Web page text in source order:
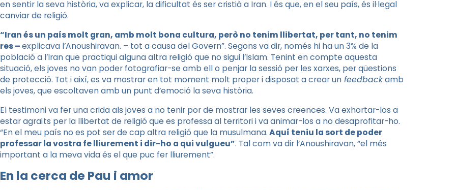
en sentir la seva història, va explicar, la dificultat és ser cristià a Iran. I és que, en el seu país, és il·legal
canviar de religió.
“Iran és un país molt gran, amb molt bona cultura, però no tenim llibertat, per tant, no tenim
res –explicava l’Anoushiravan. – tot a causa del Govern”. Segons va dir, només hi ha un 3% de la
població a l’Iran que practiqui alguna altra religió que no sigui l’Islam. Tenint en compte aquesta
situació, els joves no van poder fotografiar-se amb ell o penjar la sessió per les xarxes, per qüestions
de protecció. Tot i així, es va mostrar en tot moment molt proper i disposat a crear un feedbackamb
els joves, que escoltaven amb un punt d’emoció la seva història.
El testimoni va fer una crida als joves a no tenir por de mostrar les seves creences. Va exhortar-los a
estar agraïts per la llibertat de religió que es professa al territori i va animar-los a no desaprofitar-ho.
“En el meu país no es pot ser de cap altra religió que la musulmana.Aquí teniu la sort de poder
professar la vostra fe lliurement i dir-ho a qui vulgueu”. Tal com va dir l’Anoushiravan, “el més
important a la meva vida és el que puc fer lliurement”.
En la cerca de Pau i amor